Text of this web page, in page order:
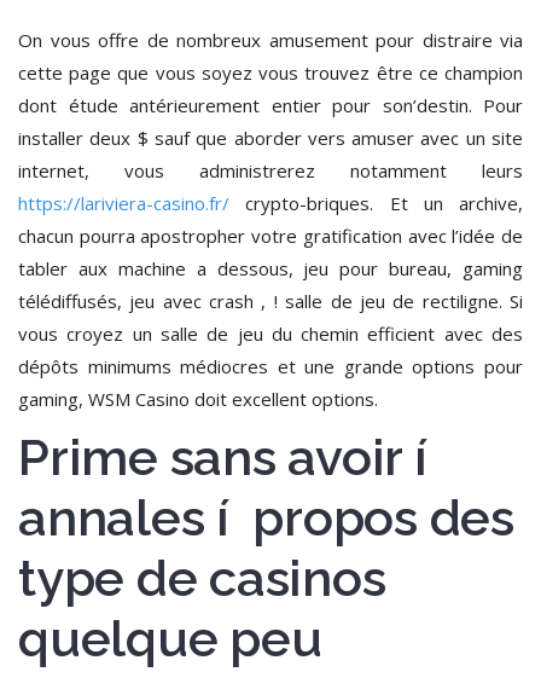
On vous offre de nombreux amusement pour distraire via
cette page que vous soyez vous trouvez être ce champion
dont étude antérieurement entier pour son’destin. Pour
installer deux $ sauf que aborder vers amuser avec un site
internet, vous administrerez notamment leurs
https://lariviera-casino.fr/ crypto-briques. Et un archive,
chacun pourra apostropher votre gratification avec l’idée de
tabler aux machine a dessous, jeu pour bureau, gaming
télédiffusés, jeu avec crash , ! salle de jeu de rectiligne. Si
vous croyez un salle de jeu du chemin efficient avec des
dépôts minimums médiocres et une grande options pour
gaming, WSM Casino doit excellent options.
Prime sans avoir í
annales í propos des
type de casinos
quelque peu